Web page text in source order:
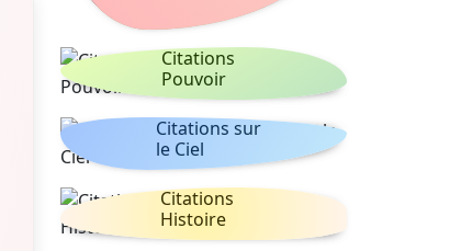
Citations
Pouvoir
Citations sur
le Ciel
Citations
Histoire